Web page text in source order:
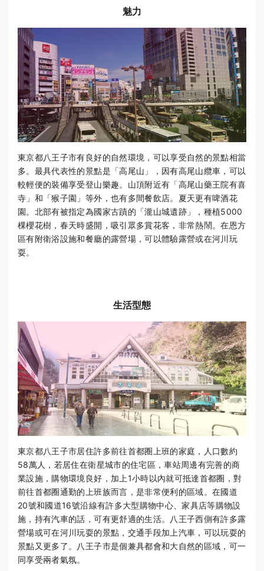
魅力
東京都八王子市有良好的自然環境，可以享受自然的景點相當
多。最具代表性的景點是「高尾山」，因有高尾山纜車，可以
較輕便的裝備享受登山樂趣。山頂附近有「高尾山藥王院有喜
寺」和「猴子園」等外，也有多間餐飲店。夏天更有啤酒花
園。北部有被指定為國家古蹟的「瀧山城遺跡」，種植5000
棵櫻花樹，春天時盛開，吸引眾多賞花客，非常熱鬧。在恩方
區有附衛浴設施和餐廳的露營場，可以體驗露營或在河川玩
耍。
生活型態
東京都八王子市居住許多前往首都圈上班的家庭，人口數約
58萬人，若居住在衛星城市的住宅區，車站周邊有完善的商
業設施，購物環境良好，加上1小時以內就可抵達首都圈，對
前往首都圈通勤的上班族而言，是非常便利的區域。在國道
20號和國道16號沿線有許多大型購物中心、家具店等購物設
施，持有汽車的話，可有更舒適的生活。八王子西側有許多露
營場或可在河川玩耍的景點，交通手段加上汽車，可以玩耍的
景點又更多了。八王子市是個兼具都會和大自然的區域，可一
同享受兩者氣氛。